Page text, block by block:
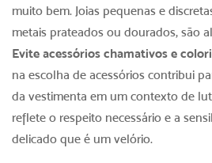
muito bem. Joias pequenas e
metais prateados ou dourados, são
Evite acessórios chamativos e
na escolha de acessórios contribui
da vestimenta em um contexto de
reflete o respeito necessário e a
delicado que é um velório.